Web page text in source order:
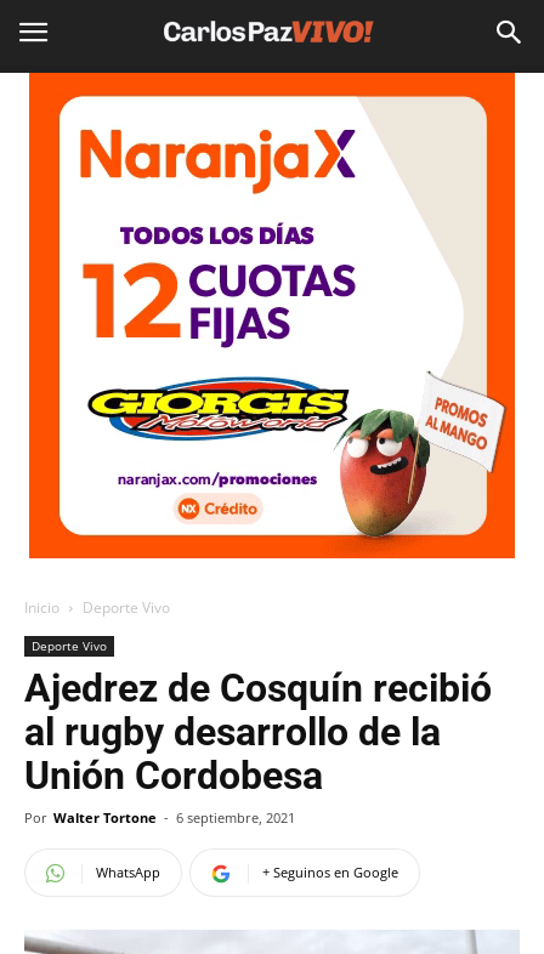
Inicio Deporte Vivo
Deporte Vivo
Ajedrez de Cosquín recibió
al rugby desarrollo de la
Unión Cordobesa
Por Walter Tortone - 6 septiembre, 2021
WhatsApp + Seguinos en Google